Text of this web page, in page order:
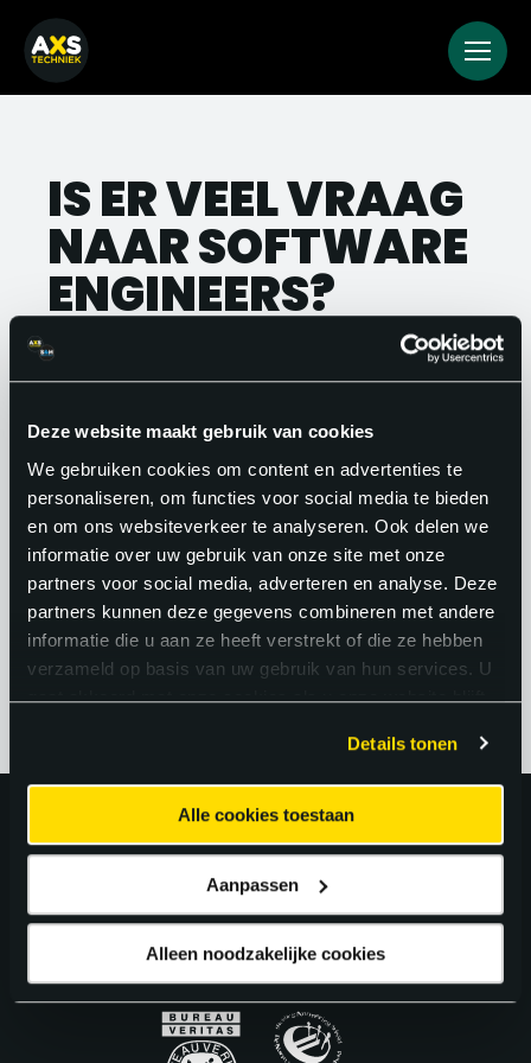
Deze website maakt gebruik van cookies
We gebruiken cookies om content en advertenties te
personaliseren, om functies voor social media te bieden
en om ons websiteverkeer te analyseren. Ook delen we
informatie over uw gebruik van onze site met onze
partners voor social media, adverteren en analyse. Deze
partners kunnen deze gegevens combineren met andere
informatie die u aan ze heeft verstrekt of die ze hebben
verzameld op basis van uw gebruik van hun services. U
gaat akkoord met onze cookies als u onze website blijft
Details tonen
Alle cookies toestaan
Aanpassen
Alleen noodzakelijke cookies
IS ER VEEL VRAAG
NAAR SOFTWARE
ENGINEERS?
Absoluut. De vraag naar software
engineers is structureel hoog, in vrijwel
alle sectoren. Van startups tot grote
industriële bedrijven: bijna elke
organisatie heeft engineers nodig die
software kunnen bouwen en
onderhouden. Dat geeft jou als engineer
een sterke positie op de arbeidsmarkt.
Uitstekend!
4.6uit 5 van163Google Reviews.